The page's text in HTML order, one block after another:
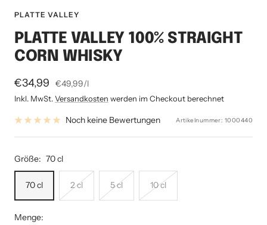
gehengehengehen
gehengehengehen
PLATTE VALLEY
PLATTE VALLEY 100% STRAIGHT
CORN WHISKY
Angebotspreis
€34,99 €49,99/l
Inkl. MwSt.Versandkosten werden im Checkout berechnet
Noch keine Bewertungen Artikelnummer: 1000440
Größe: 70 cl
70 cl 2 cl 5 cl 10 cl
Menge: